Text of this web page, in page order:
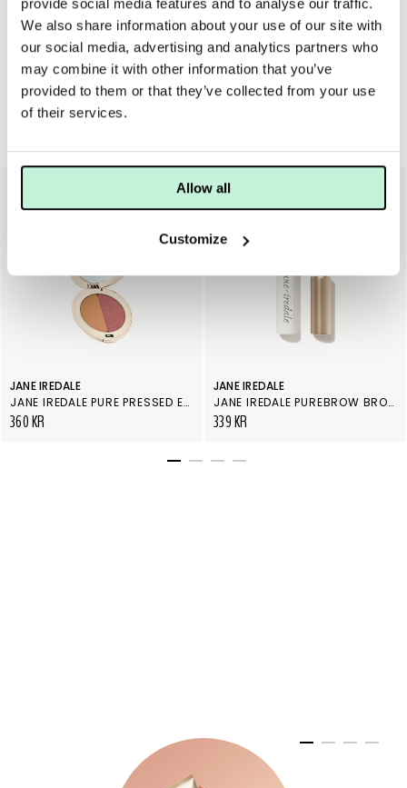
We also share information about your use of our site with
our social media, advertising and analytics partners who
may combine it with other information that you’ve
provided to them or that they’ve collected from your use
of their services.
Allow all
Customize
Maria Åkerbergs penslar för ögonskugga, exempel Eye
Shadow Base Brush.
Ögon & bryn
JANE IREDALE
JANE IREDALE PURE PRESSED EYE SHADOW DOU GOLDEN PEACH
360 KR
JANE IREDALE
JANE IREDALE PUREBROW BROW GEL DARK BROWN
339 KR